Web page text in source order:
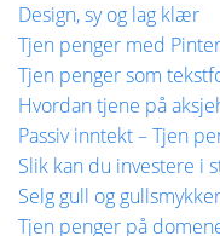
Design, sy og lag klær
Tjen penger med
Tjen penger som
Hvordan tjene på
Passiv inntekt – Tjen
Slik kan du investere i
Selg gull og gullsmykker
Tjen penger på